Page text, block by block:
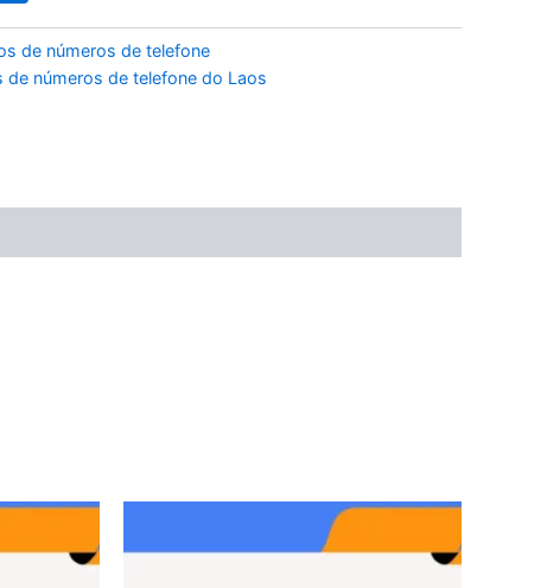
de números de telefone
de números de telefone do Laos